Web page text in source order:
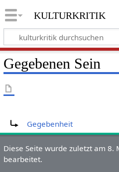
kulturkritik
Gegebenen Sein
Gegebenheit
Diese Seite wurde zuletzt am 8.
bearbeitet.